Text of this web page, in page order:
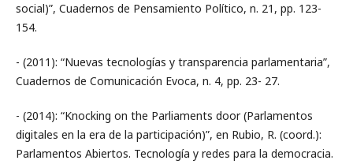
social)”, Cuadernos de Pensamiento Político, n. 21, pp. 123-
154.
- (2011): “Nuevas tecnologías y transparencia parlamentaria”,
Cuadernos de Comunicación Evoca, n. 4, pp. 23- 27.
- (2014): “Knocking on the Parliaments door (Parlamentos
digitales en la era de la participación)”, en Rubio, R. (coord.):
Parlamentos Abiertos. Tecnología y redes para la democracia.